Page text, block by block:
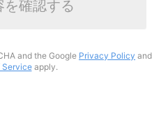
を確認する
and the Google Privacy Policy and
Serviceapply.